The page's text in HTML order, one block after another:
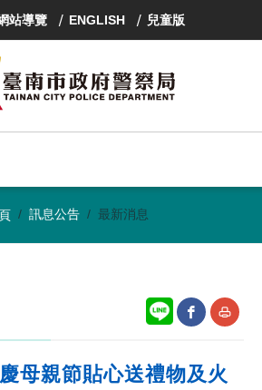
站導覽 ENGLISH 兒童版
訊息公告 最新消息
網
友
母親節貼心送禮物及火